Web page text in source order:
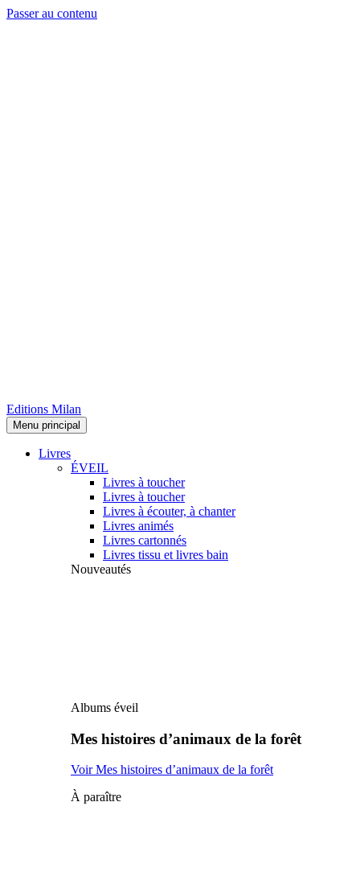
Passer au contenu
Editions Milan
Menu principal
Livres
ÉVEIL
Livres à toucher
Livres à toucher
Livres à écouter, à chanter
Livres animés
Livres cartonnés
Livres tissu et livres bain
Nouveautés
Albums éveil
Mes histoires d’animaux de la forêt
Voir Mes histoires d’animaux de la forêt
À paraître